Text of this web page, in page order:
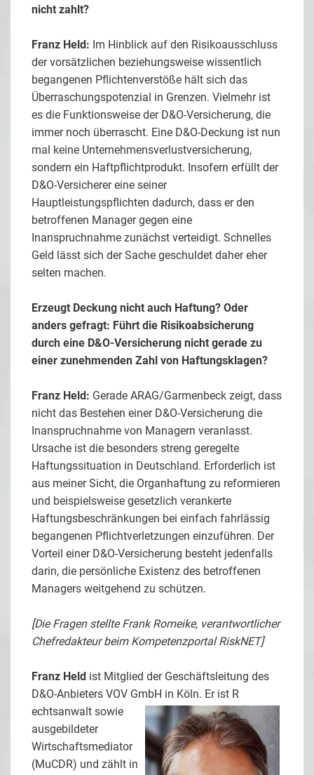
nicht zahlt?
Franz Held: Im Hinblick auf den Risikoausschluss
der vorsätzlichen beziehungsweise wissentlich
begangenen Pflichtenverstöße hält sich das
Überraschungspotenzial in Grenzen. Vielmehr ist
es die Funktionsweise der D&O-Versicherung, die
immer noch überrascht. Eine D&O-Deckung ist nun
mal keine Unternehmensverlustversicherung,
sondern ein Haftpflichtprodukt. Insofern erfüllt der
D&O-Versicherer eine seiner
Hauptleistungspflichten dadurch, dass er den
betroffenen Manager gegen eine
Inanspruchnahme zunächst verteidigt. Schnelles
Geld lässt sich der Sache geschuldet daher eher
selten machen.
Erzeugt Deckung nicht auch Haftung? Oder
anders gefragt: Führt die Risikoabsicherung
durch eine D&O-Versicherung nicht gerade zu
einer zunehmenden Zahl von Haftungsklagen?
Franz Held: Gerade ARAG/Garmenbeck zeigt, dass
nicht das Bestehen einer D&O-Versicherung die
Inanspruchnahme von Managern veranlasst.
Ursache ist die besonders streng geregelte
Haftungssituation in Deutschland. Erforderlich ist
aus meiner Sicht, die Organhaftung zu reformieren
und beispielsweise gesetzlich verankerte
Haftungsbeschränkungen bei einfach fahrlässig
begangenen Pflichtverletzungen einzuführen. Der
Vorteil einer D&O-Versicherung besteht jedenfalls
darin, die persönliche Existenz des betroffenen
Managers weitgehend zu schützen.
[Die Fragen stellte Frank Romeike, verantwortlicher
Chefredakteur beim Kompetenzportal RiskNET]
Franz Held ist Mitglied der Geschäftsleitung des
D&O-Anbieters VOV GmbH in Köln. Er ist R
echtsanwalt sowie
ausgebildeter
Wirtschaftsmediator
(MuCDR) und zählt in